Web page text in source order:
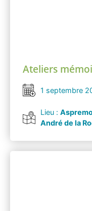
Ateliers
1 septembre
Lieu :
André de la